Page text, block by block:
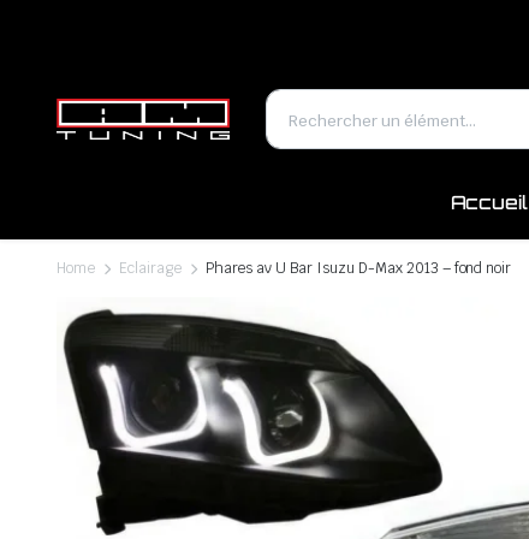
Accueil
Home Eclairage Phares av U Bar Isuzu D-Max 2013 – fond noir